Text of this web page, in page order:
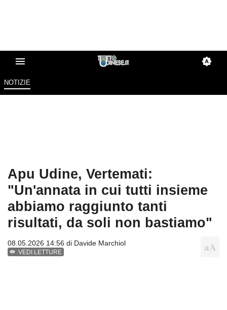
NOTIZIE
Apu Udine, Vertemati:
"Un'annata in cui tutti insieme
abbiamo raggiunto tanti
risultati, da soli non bastiamo"
08.05.2026 14:56 di Davide Marchiol
VEDI LETTURE